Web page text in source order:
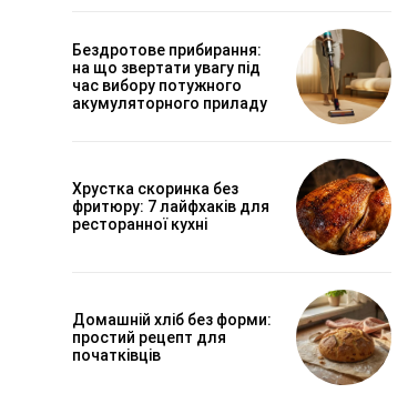
Бездротове прибирання:
на що звертати увагу під
час вибору потужного
акумуляторного приладу
Хрустка скоринка без
фритюру: 7 лайфхаків для
ресторанної кухні
Домашній хліб без форми:
простий рецепт для
початківців